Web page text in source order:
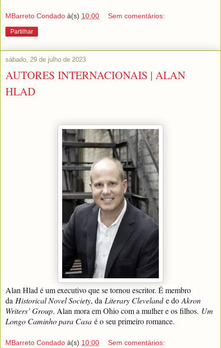
MBarreto Condado à(s) 10:00 Sem comentários:
Partilhar
sábado, 29 de julho de 2023
AUTORES INTERNACIONAIS | ALAN
HLAD
Alan Hlad é um executivo que se tornou escritor. É membro
da Historical Novel Society, da Literary Cleveland e do Akron
Writers’ Group. Alan mora em Ohio com a mulher e os filhos. Um
Longo Caminho para Casa é o seu primeiro romance.
MBarreto Condado à(s) 10:00 Sem comentários: